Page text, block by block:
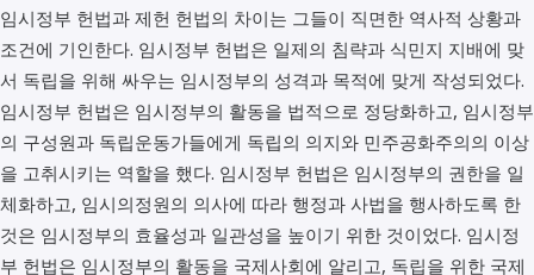
임시정부 헌법과 제헌 헌법의 차이는 그들이 직면한 역사적 상황과
조건에 기인한다. 임시정부 헌법은 일제의 침략과 식민지 지배에 맞
서 독립을 위해 싸우는 임시정부의 성격과 목적에 맞게 작성되었다.
임시정부 헌법은 임시정부의 활동을 법적으로 정당화하고, 임시정부
의 구성원과 독립운동가들에게 독립의 의지와 민주공화주의의 이상
을 고취시키는 역할을 했다. 임시정부 헌법은 임시정부의 권한을 일
체화하고, 임시의정원의 의사에 따라 행정과 사법을 행사하도록 한
것은 임시정부의 효율성과 일관성을 높이기 위한 것이었다. 임시정
부 헌법은 임시정부의 활동을 국제사회에 알리고, 독립을 위한 국제